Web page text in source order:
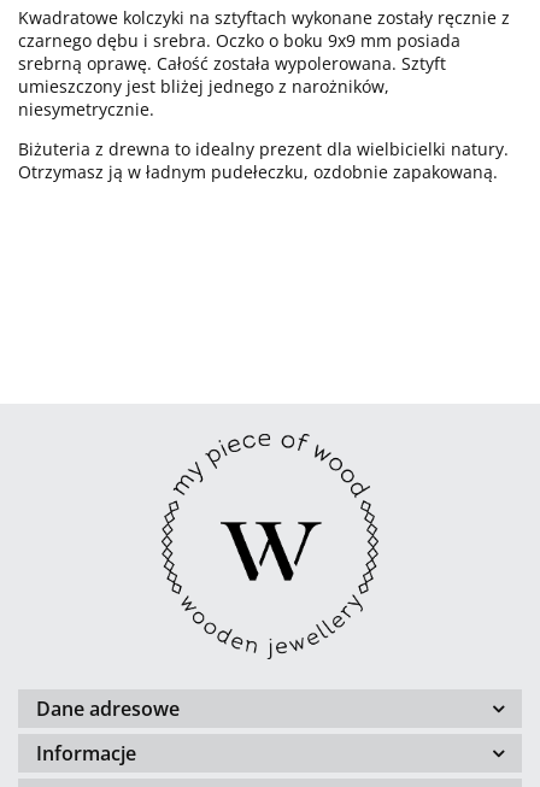
Kwadratowe kolczyki na sztyftach wykonane zostały ręcznie z
czarnego dębu i srebra. Oczko o boku 9x9 mm posiada
srebrną oprawę. Całość została wypolerowana. Sztyft
umieszczony jest bliżej jednego z narożników,
niesymetrycznie.
Biżuteria z drewna to idealny prezent dla wielbicielki natury.
Otrzymasz ją w ładnym pudełeczku, ozdobnie zapakowaną.
Dane adresowe
Informacje